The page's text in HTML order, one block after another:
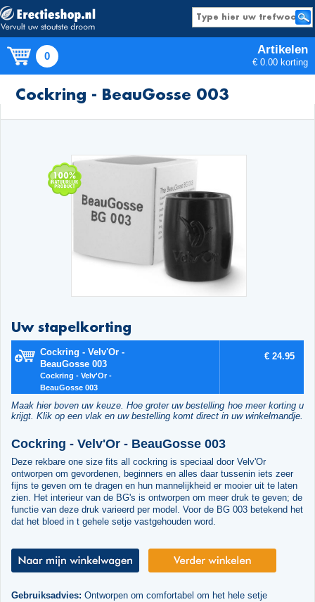
0 Artikelen
€ 0.00 korting
Producten
Cockring - BeauGosse 003
Uw stapelkorting
Cockring - Velv'Or -
BeauGosse 003
Cockring - Velv'Or -
BeauGosse 003
€ 24.95
Maak hier boven uw keuze. Hoe groter uw bestelling hoe meer korting u
krijgt. Klik op een vlak en uw bestelling komt direct in uw winkelmandje.
Cockring - Velv'Or - BeauGosse 003
Deze rekbare one size fits all cockring is speciaal door Velv'Or
ontworpen om gevordenen, beginners en alles daar tussenin iets zeer
fijns te geven om te dragen en hun mannelijkheid er mooier uit te laten
zien. Het interieur van de BG's is ontworpen om meer druk te geven; de
functie van deze druk varieerd per model. Voor de BG 003 betekend het
dat het bloed in t gehele setje vastgehouden word.
Gebruiksadvies: Ontworpen om comfortabel om het hele setje